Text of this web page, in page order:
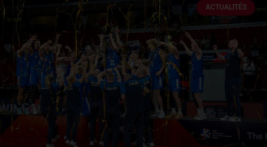
ACTUALITÉS